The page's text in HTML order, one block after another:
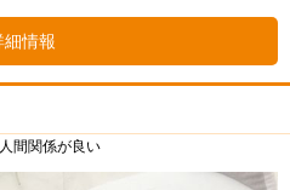
細情報
人間関係が良い